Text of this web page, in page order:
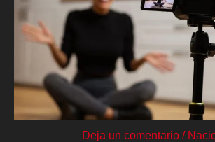
Deja un comentario /